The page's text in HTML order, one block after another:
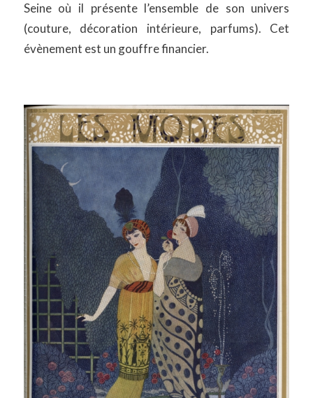
Seine où il présente l’ensemble de son univers
(couture, décoration intérieure, parfums). Cet
évènement est un gouffre financier.